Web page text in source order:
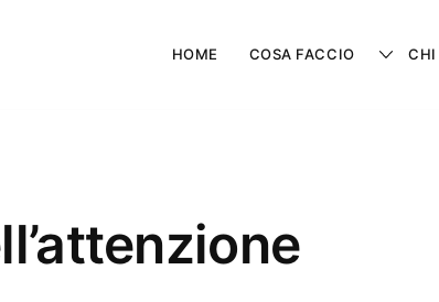
HOME COSA FACCIO CHI